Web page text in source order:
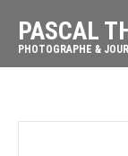
PASCAL
PHOTOGRAPHE &